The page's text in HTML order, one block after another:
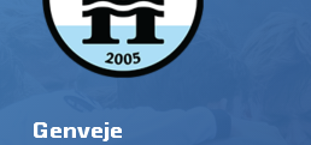
Genveje